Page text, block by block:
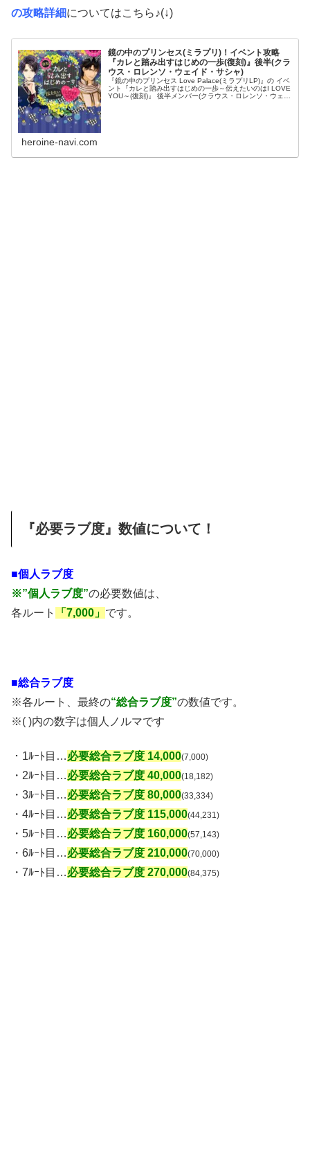
の攻略詳細についてはこちら♪(↓)
鏡の中のプリンセス(ミラプリ)！イベント攻略
『カレと踏み出すはじめの一歩(復刻)』後半(クラ
ウス・ロレンソ・ウェイド・サシャ)
『鏡の中のプリンセス Love Palace(ミラプリLP)』の イベ
ント『カレと踏み出すはじめの一歩～伝えたいのはI LOVE
YOU～(復刻)』 後半メンバー(クラウス・ロレンソ・ウェイ
heroine-navi.com
『必要ラブ度』数値について！
■個人ラブ度
※”個人ラブ度”の必要数値は、
各ルート
「7,000」 です。
■総合ラブ度
※各ルート、最終の“総合ラブ度”の数値です。
※( )内の数字は個人ノルマです
・1ﾙｰﾄ目…必要総合ラブ度 14,000(7,000)
・2ﾙｰﾄ目…必要総合ラブ度 40,000(18,182)
・3ﾙｰﾄ目…必要総合ラブ度 80,000(33,334)
・4ﾙｰﾄ目…必要総合ラブ度 115,000(44,231)
・5ﾙｰﾄ目…必要総合ラブ度 160,000(57,143)
・6ﾙｰﾄ目…必要総合ラブ度 210,000(70,000)
・7ﾙｰﾄ目…必要総合ラブ度 270,000(84,375)